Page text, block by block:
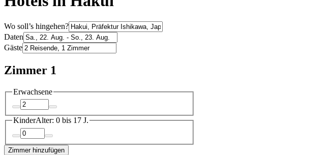
Wo soll’s hingehen?
Daten
Gäste
Zimmer 1
Erwachsene
KinderAlter: 0 bis 17 J.
Zimmer hinzufügen